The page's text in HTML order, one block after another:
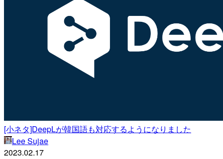
[小ネタ]DeepLが韓国語も対応するようになりました
Lee Sujae
2023.02.17